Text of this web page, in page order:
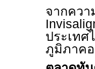
จากควา
ประเทศ
ภูมิภาค